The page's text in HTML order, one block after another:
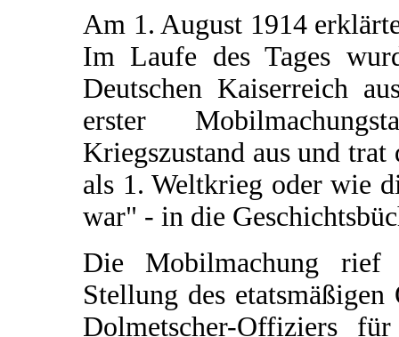
Am 1. August 1914
Im Laufe des Tages
Deutschen Kaiserreich
erster
Kriegszustand aus und
als 1. Weltkrieg oder wie
war" - in die
Die Mobilmachung rief
Stellung des
Dolmetscher-Offiziers